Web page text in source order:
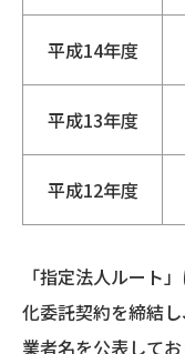
平成14年度
平成13年度
平成12年度
「指定法人ルート
化委託契約を締結
業者名を公表してお